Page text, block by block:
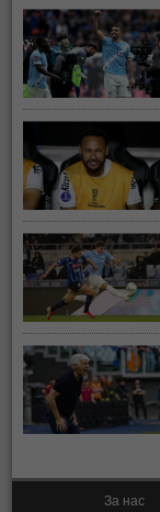
За нас